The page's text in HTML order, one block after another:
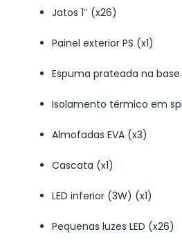
Jatos 1″ (x26)
Painel exterior PS (x1)
Espuma prateada na
Isolamento térmico em
Almofadas EVA (x3)
Cascata (x1)
LED inferior (3W) (x1)
Pequenas luzes LED (x26)